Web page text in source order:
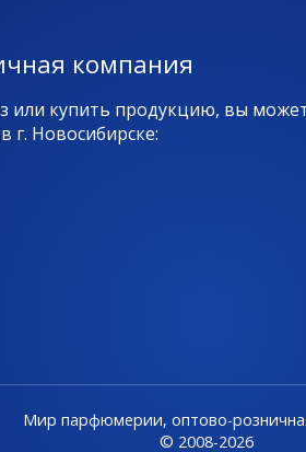
компания
или купить продукцию, вы
г. Новосибирске:
Мир парфюмерии, оптово-
© 2008-2026